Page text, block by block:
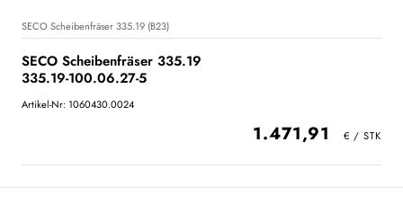
SECO Scheibenfräser 335.19 (B23)
SECO Scheibenfräser 335.19
335.19-100.06.27-5
Artikel-Nr: 1060430.0024
1.471,91